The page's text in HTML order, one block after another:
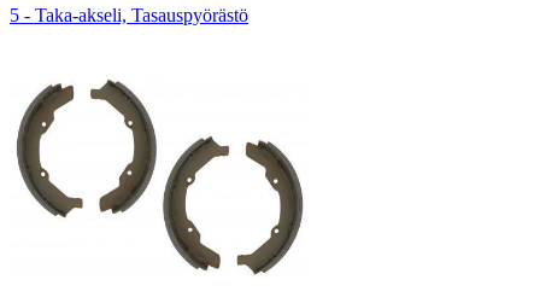
5 - Taka-akseli, Tasauspyörästö